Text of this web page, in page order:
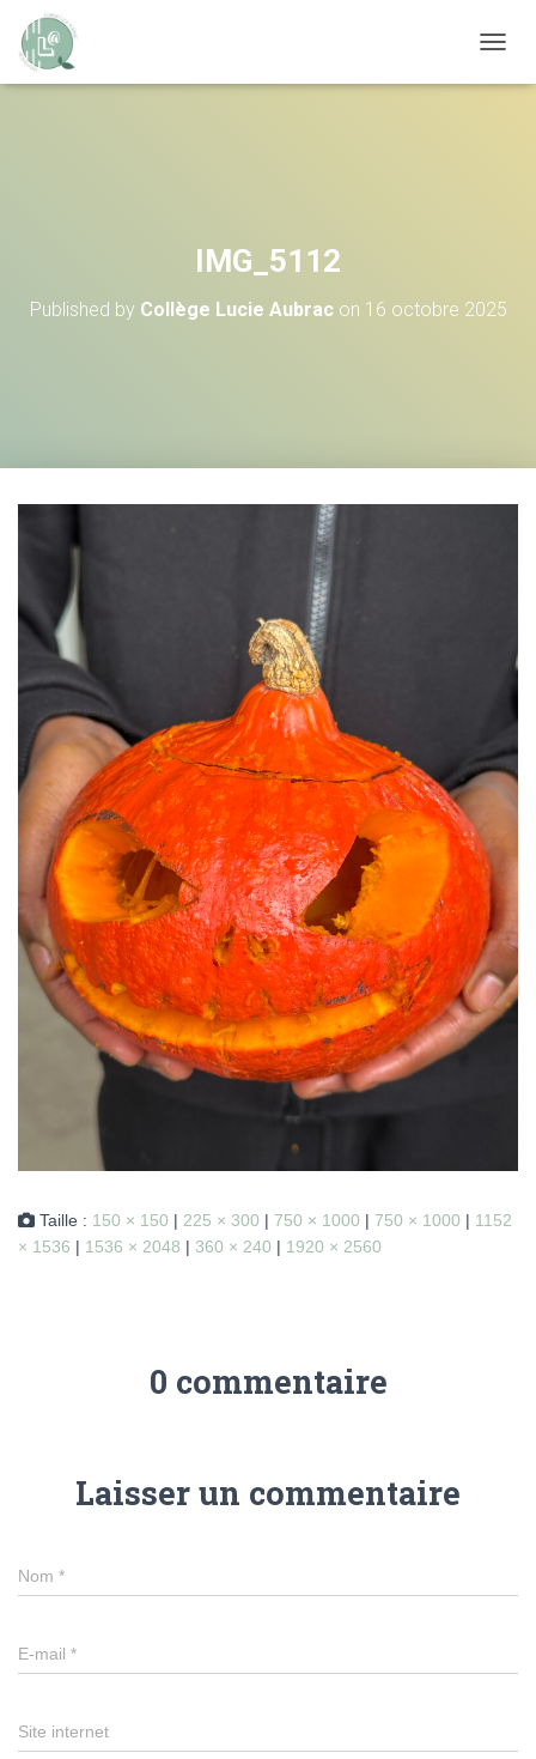
IMG_5112
Published by Collège Lucie Aubracon 16 octobre 2025
Taille : 150 × 150 | 225 × 300 | 750 × 1000 | 750 × 1000 | 1152
× 1536 | 1536 × 2048 | 360 × 240 | 1920 × 2560
0 commentaire
Laisser un commentaire
Nom *
E-mail *
Site internet